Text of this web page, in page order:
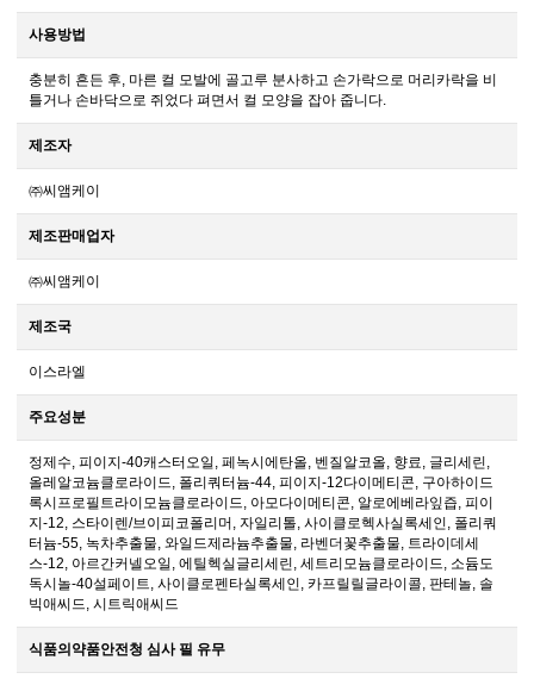
사용방법
충분히 흔든 후, 마른 컬 모발에 골고루 분사하고 손가락으로 머리카락을 비
틀거나 손바닥으로 쥐었다 펴면서 컬 모양을 잡아 줍니다.
제조자
㈜씨앰케이
제조판매업자
㈜씨앰케이
제조국
이스라엘
주요성분
정제수, 피이지-40캐스터오일, 페녹시에탄올, 벤질알코올, 향료, 글리세린,
올레알코늄클로라이드, 폴리쿼터늄-44, 피이지-12다이메티콘, 구아하이드
록시프로필트라이모늄클로라이드, 아모다이메티콘, 알로에베라잎즙, 피이
지-12, 스타이렌/브이피코폴리머, 자일리톨, 사이클로헥사실록세인, 폴리쿼
터늄-55, 녹차추출물, 와일드제라늄추출물, 라벤더꽃추출물, 트라이데세
스-12, 아르간커넬오일, 에틸헥실글리세린, 세트리모늄클로라이드, 소듐도
독시놀-40설페이트, 사이클로펜타실록세인, 카프릴릴글라이콜, 판테놀, 솔
빅애씨드, 시트릭애씨드
식품의약품안전청 심사 필 유무